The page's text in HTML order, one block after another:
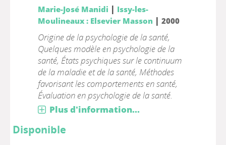
Marie-José Manidi | Issy-les-
Moulineaux : Elsevier Masson | 2000
Origine de la psychologie de la santé,
Quelques modèle en psychologie de la
santé, États psychiques sur le continuum
de la maladie et de la santé, Méthodes
favorisant les comportements en santé,
Évaluation en psychologie de la santé.
Plus d'information...
Disponible